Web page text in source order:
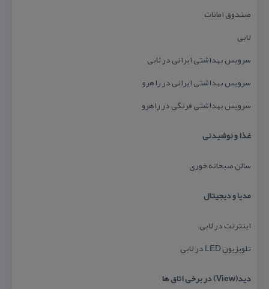
صندوق امانات
لابی
سرویس بهداشتی ایرانی در لابی
سرویس بهداشتی ایرانی در راهرو
سرویس بهداشتی فرنگی در راهرو
غذا و نوشیدنی
سالن صبحانه خوری
مدیا و دیجیتال
اینترنت در لابی
تلویزیون LED در لابی
دید(View) در برخی اتاق ها